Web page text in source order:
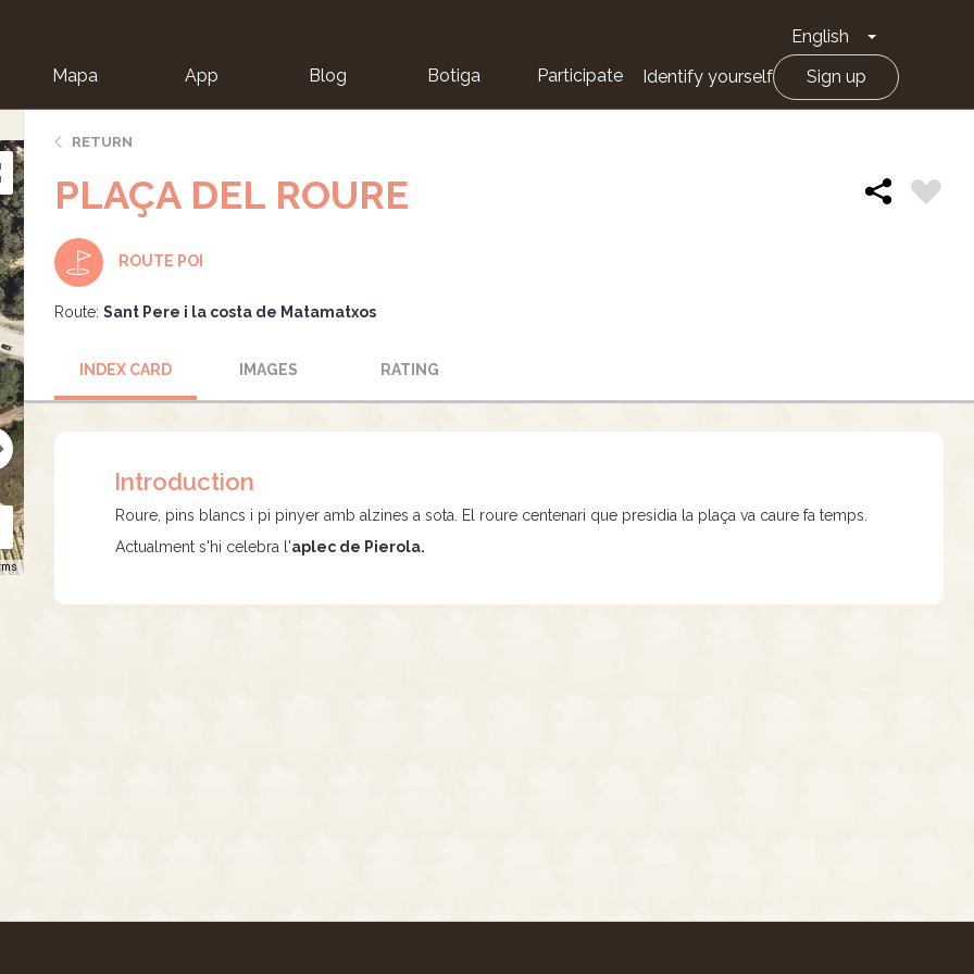
English Toggle
Mapa App Blog Botiga Participate Identify yourself Sign up
RETURN
PLAÇA DEL ROURE
ROUTE POI
Route: Sant Pere i la costa de Matamatxos
INDEX CARD IMAGES RATING
Introduction
Roure, pins blancs i pi pinyer amb alzines a sota. El roure centenari que presidia la plaça va caure fa temps.
Actualment s'hi celebra l'aplec de Pierola.